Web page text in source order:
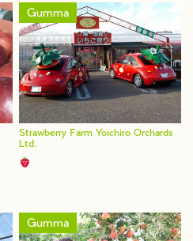
Gumma
Strawberry Farm Yoichiro Orchards
Ltd.
Gumma